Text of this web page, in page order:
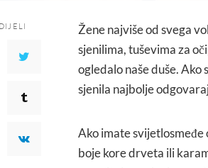
Žene najviše od svega
sjenilima, tuševima za
ogledalo naše duše.
sjenila najbolje
Ako imate svijetlosmeđe
boje kore drveta ili